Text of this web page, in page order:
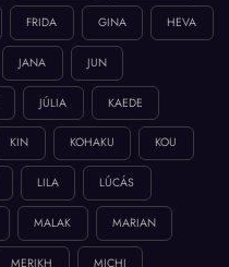
FRIDA GINA HEVA
JANA JUN
JÚLIA KAEDE
KIN KOHAKU KOU
LILA LÚCÁS
MALAK MARIAN
MERIKH MICHI